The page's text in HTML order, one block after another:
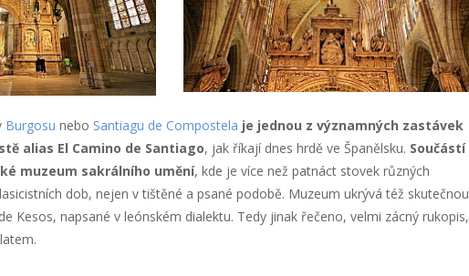
Burgosu nebo Santiagu de Compostela je jednou z významných zastávek
alias El Camino de Santiago, jak říkají dnes hrdě ve Španělsku. Součástí
muzeum sakrálního umění, kde je více než patnáct stovek různých
dob, nejen v tištěné a psané podobě. Muzeum ukrývá též skutečnou
Kesos, napsané v leónském dialektu. Tedy jinak řečeno, velmi zácný rukopis,